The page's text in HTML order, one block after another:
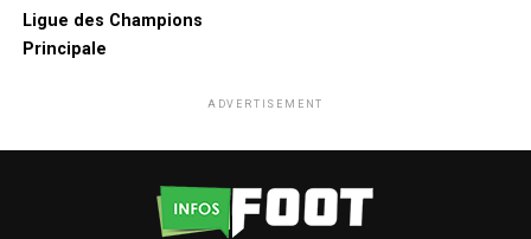
Ligue des Champions
Principale
ADVERTISEMENT